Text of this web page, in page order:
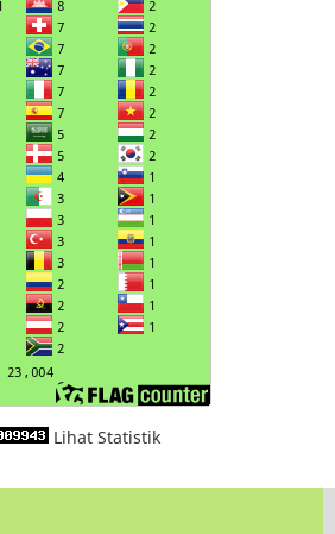
Lihat Statistik